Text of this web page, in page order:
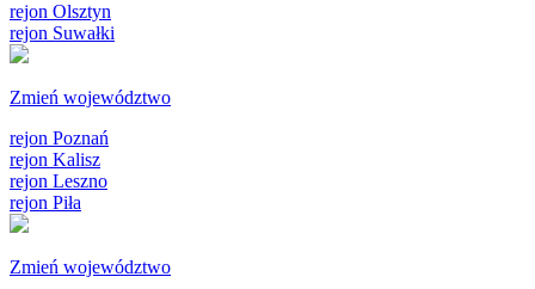
rejon Olsztyn
rejon Suwałki
Zmień województwo
rejon Poznań
rejon Kalisz
rejon Leszno
rejon Piła
Zmień województwo